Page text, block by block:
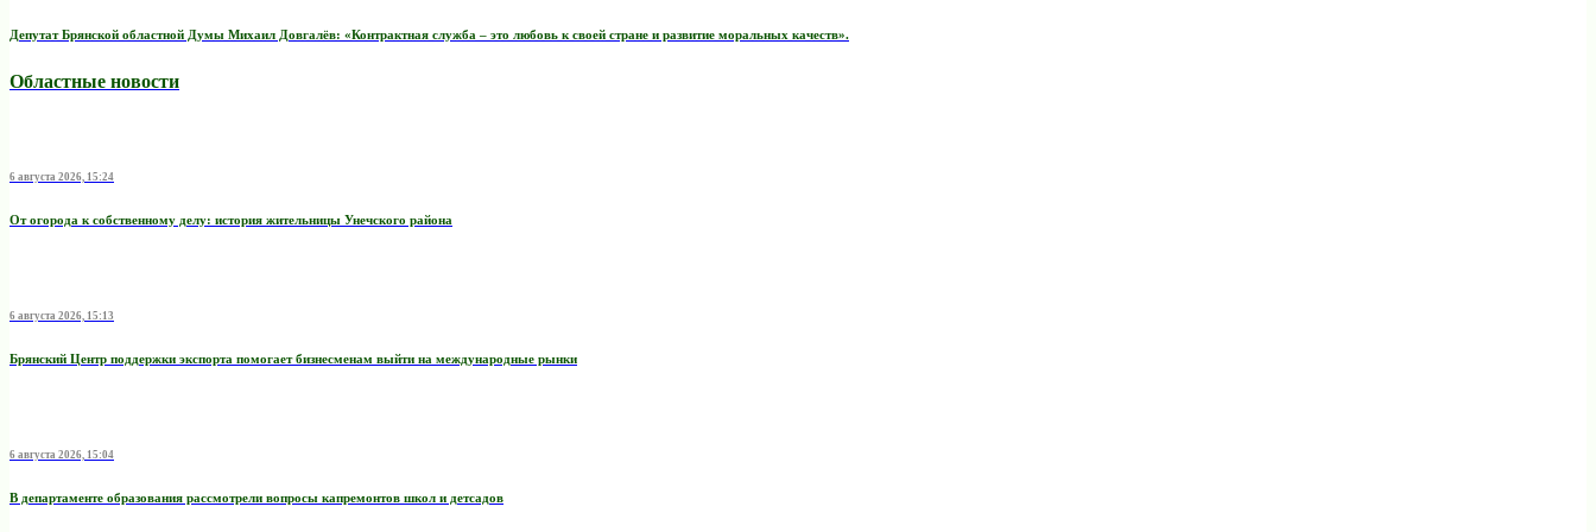
Депутат Брянской областной Думы Михаил Довгалёв: «Контрактная служба – это любовь к своей стране и развитие моральных качеств».
Областные новости
6 августа 2026, 15:24
От огорода к собственному делу: история жительницы Унечского района
6 августа 2026, 15:13
Брянский Центр поддержки экспорта помогает бизнесменам выйти на международные рынки
6 августа 2026, 15:04
В департаменте образования рассмотрели вопросы капремонтов школ и детсадов